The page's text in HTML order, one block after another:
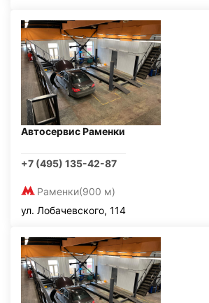
Автосервис Раменки
+7 (495) 135-42-87
Раменки(900 м)
ул. Лобачевского, 114